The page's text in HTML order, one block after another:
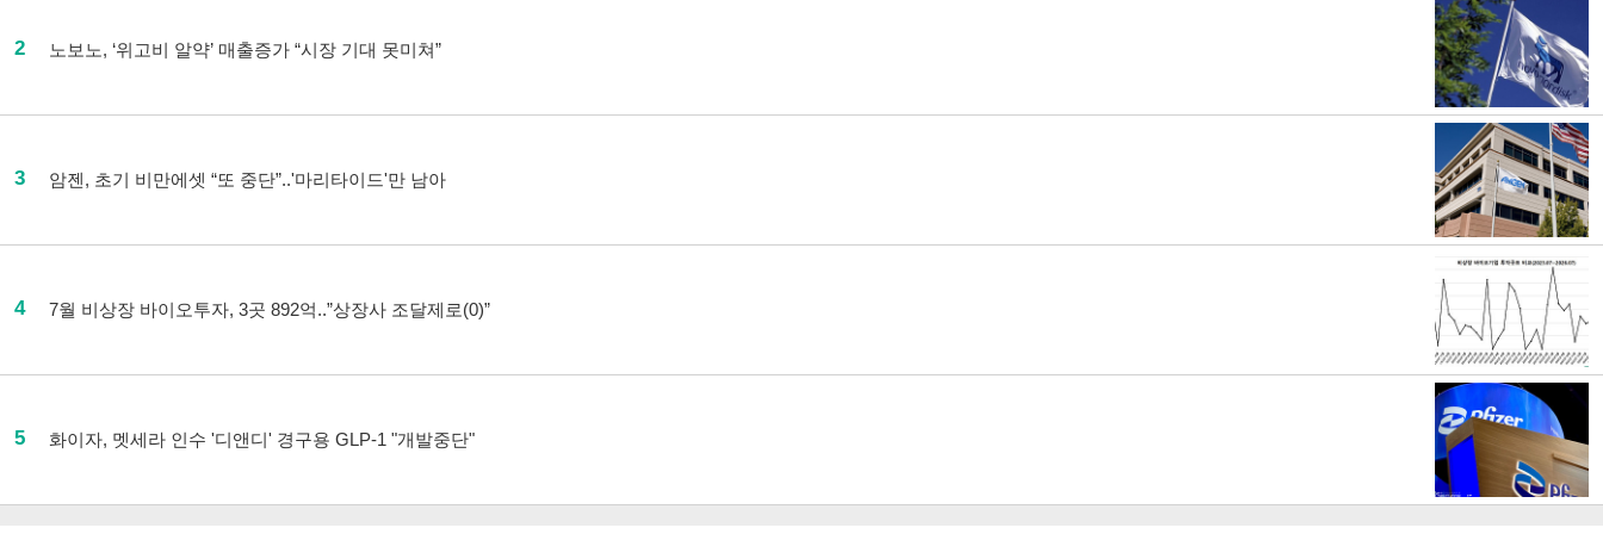
2 노보노, ‘위고비 알약’ 매출증가 “시장 기대 못미쳐”
3 암젠, 초기 비만에셋 “또 중단”..'마리타이드'만 남아
4 7월 비상장 바이오투자, 3곳 892억..”상장사 조달제로(0)”
5 화이자, 멧세라 인수 '디앤디' 경구용 GLP-1 "개발중단"